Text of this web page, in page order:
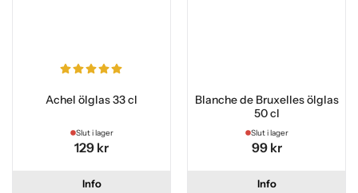
Achel ölglas 33 cl
Slut i lager
129 kr
Info
Blanche de Bruxelles ölglas
50 cl
Slut i lager
99 kr
Info